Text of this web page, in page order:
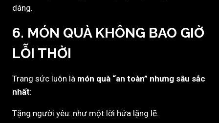
dáng.
6. MÓN QUÀ KHÔNG BAO GIỜ
LỖI THỜI
Trang sức luôn là món quà “an toàn” nhưng sâu sắc
nhất:
Tặng người yêu: như một lời hứa lặng lẽ.